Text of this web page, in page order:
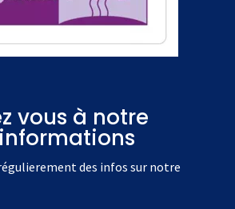
vous à notre
des infos sur notre